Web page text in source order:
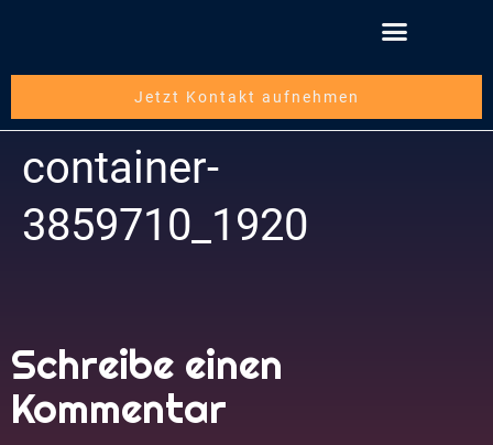
Jetzt Kontakt aufnehmen
container-
3859710_1920
Schreibe einen
Kommentar